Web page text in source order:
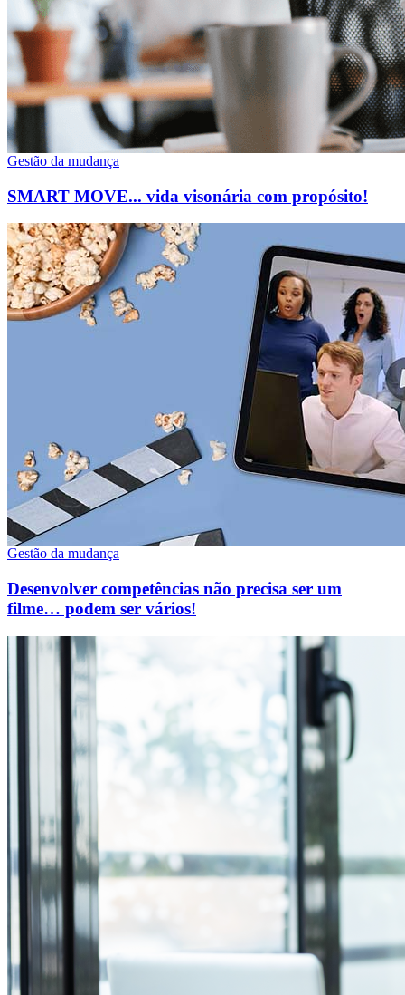
Gestão da mudança
SMART MOVE... vida visonária com propósito!
Gestão da mudança
Desenvolver competências não precisa ser um
filme… podem ser vários!